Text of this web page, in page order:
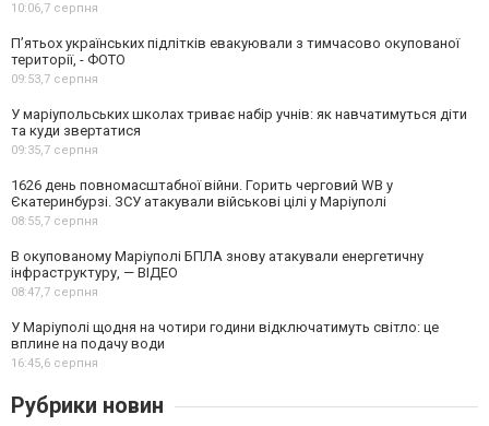
10:06,7 серпня
П’ятьох українських підлітків евакуювали з тимчасово окупованої
території, - ФОТО
09:53,7 серпня
У маріупольських школах триває набір учнів: як навчатимуться діти
та куди звертатися
09:35,7 серпня
1626 день повномасштабної війни. Горить черговий WB у
Єкатеринбурзі. ЗСУ атакували військові цілі у Маріуполі
08:55,7 серпня
В окупованому Маріуполі БПЛА знову атакували енергетичну
інфраструктуру, — ВІДЕО
08:47,7 серпня
У Маріуполі щодня на чотири години відключатимуть світло: це
вплине на подачу води
16:45,6 серпня
Рубрики новин